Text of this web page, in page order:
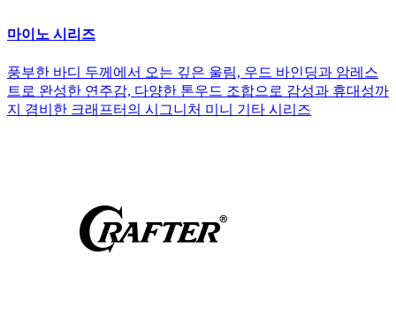
마이노 시리즈
풍부한 바디 두께에서 오는 깊은 울림, 우드 바인딩과 암레스
트로 완성한 연주감, 다양한 톤우드 조합으로 감성과 휴대성까
지 겸비한 크래프터의 시그니처 미니 기타 시리즈